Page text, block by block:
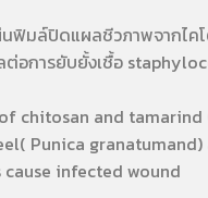
มล์ปิดแผลชีวภาพจากไค
อการยับยั้งเชื้อ
chitosan and tamarind
Punica
infected wound